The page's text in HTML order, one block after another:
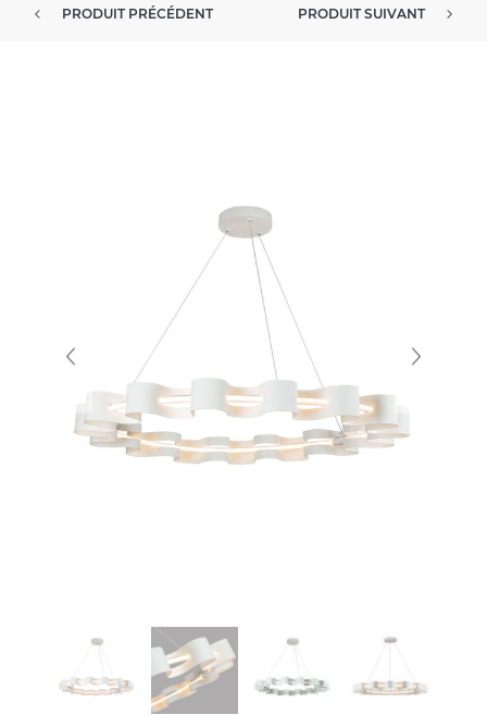
PRODUIT PRÉCÉDENT PRODUIT SUIVANT